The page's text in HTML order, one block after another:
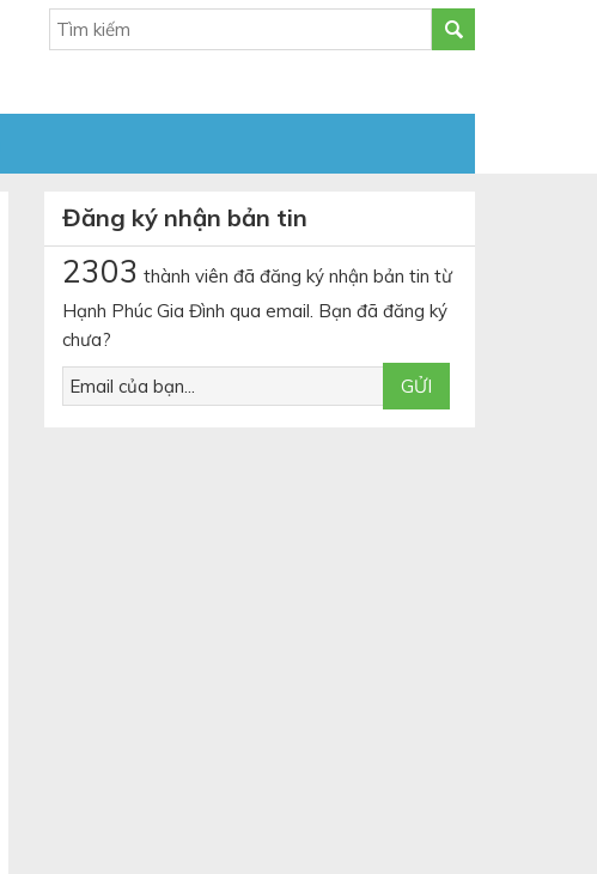
Đăng ký nhận bản tin
2303 thành viên đã đăng ký nhận bản tin từ
Hạnh Phúc Gia Đình qua email. Bạn đã đăng ký
chưa?